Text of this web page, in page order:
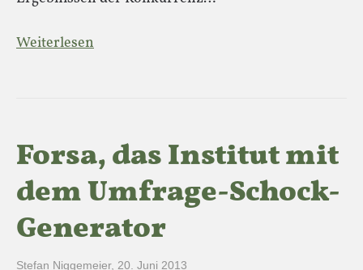
Weiterlesen
Forsa, das Institut mit
dem Umfrage-Schock-
Generator
Stefan Niggemeier, 20. Juni 2013